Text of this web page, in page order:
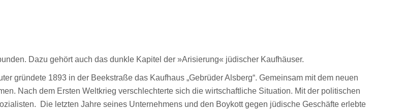
Dazu gehört auch das dunkle Kapitel der »Arisierung« jüdischer Kaufhäuser.
gründete 1893 in der Beekstraße das Kaufhaus „Gebrüder Alsberg“. Gemeinsam mit dem neuen
Nach dem Ersten Weltkrieg verschlechterte sich die wirtschaftliche Situation. Mit der politischen
Die letzten Jahre seines Unternehmens und den Boykott gegen jüdische Geschäfte erlebte